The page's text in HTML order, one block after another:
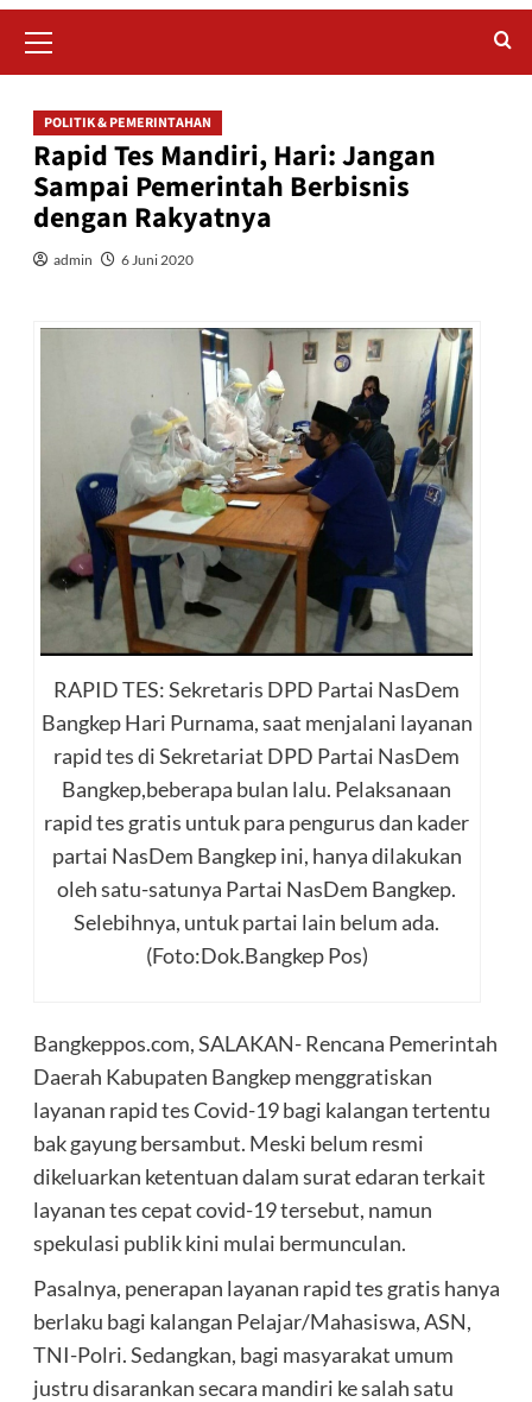
Menu
POLITIK & PEMERINTAHAN
Rapid Tes Mandiri, Hari: Jangan
Sampai Pemerintah Berbisnis
dengan Rakyatnya
admin 6 Juni 2020
RAPID TES: Sekretaris DPD Partai NasDem
Bangkep Hari Purnama, saat menjalani layanan
rapid tes di Sekretariat DPD Partai NasDem
Bangkep,beberapa bulan lalu. Pelaksanaan
rapid tes gratis untuk para pengurus dan kader
partai NasDem Bangkep ini, hanya dilakukan
oleh satu-satunya Partai NasDem Bangkep.
Selebihnya, untuk partai lain belum ada.
(Foto:Dok.Bangkep Pos)
Bangkeppos.com, SALAKAN- Rencana Pemerintah
Daerah Kabupaten Bangkep menggratiskan
layanan rapid tes Covid-19 bagi kalangan tertentu
bak gayung bersambut. Meski belum resmi
dikeluarkan ketentuan dalam surat edaran terkait
layanan tes cepat covid-19 tersebut, namun
spekulasi publik kini mulai bermunculan.
Pasalnya, penerapan layanan rapid tes gratis hanya
berlaku bagi kalangan Pelajar/Mahasiswa, ASN,
TNI-Polri. Sedangkan, bagi masyarakat umum
justru disarankan secara mandiri ke salah satu